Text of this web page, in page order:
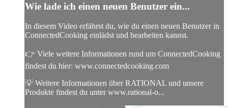
Wie lade ich einen neuen Benutzer ein...
In diesem Video erfährst du, wie du einen neuen Benutzer in
ConnectedCooking einlädst und bearbeiten kannst.
👉 Viele weitere Informationen rund um ConnectedCooking
findest du hier: www.connectedcooking.com
💡 Weitere Informationen über RATIONAL und unsere
Produkte findest du unter www.rational-o...